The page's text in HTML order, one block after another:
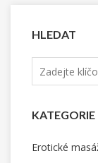
HLEDAT
KATEGORIE
Erotické